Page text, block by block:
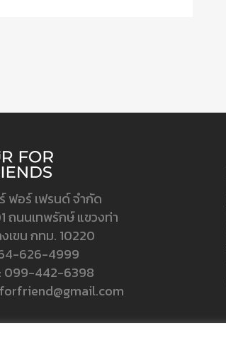
ฟอร์ เฟรนด์ จำกัด
ถนนเทพรักษ์ แขวงท่า
เขน กทม. 10220
626-4999
099-442-6398